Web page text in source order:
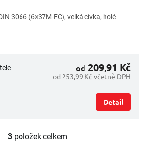
3066 (6×37M-FC), velká cívka, holé
od 253,99 Kč včetně DPH
od 209,91 Kč
Detail
O
3 položek celkem